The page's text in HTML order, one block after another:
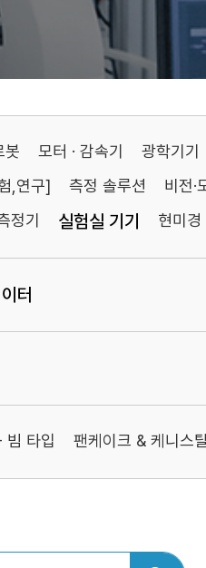
봇 모터 · 감속기 광학기기
,연구] 측정 솔루션
비전·
정기 실험실 기기 현미경
터
빔 타입 팬케이크 & 케니스